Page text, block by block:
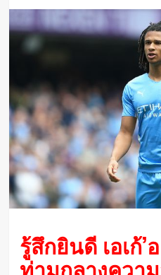
รู้สึกยินดี เอเก้
ท่ามกลางควา